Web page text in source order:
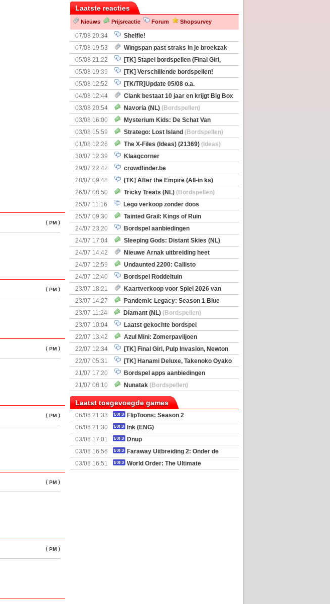
( PM )
( PM )
( PM )
( PM )
( PM )
( PM )
Laatste reacties
Nieuws Prijsreactie Forum Shopsurvey
07/08 20:34
Shelfie!
07/08 19:53
Wingspan past straks in je broekzak
05/08 21:22
[TK] Stapel bordspellen (Final Girl,
Nemesis Retaliation, Zombicide Invader)
05/08 19:39
[TK] Verschillende bordspellen!
05/08 12:52
[TK/TR]Update 05/08 o.a.
Prijsverlagingen, Imperium Horizons, 20 Strong
04/08 12:44
Clank bestaat 10 jaar en krijgt Big Box
+ nieuwe uitbreiding
03/08 20:54 Navoria (NL) (Bordspellen)
03/08 16:00
Mysterium Kids: De Schat Van
Kapitein Boe
(Bordspellen)
03/08 15:59 Stratego: Lost Island (Bordspellen)
01/08 12:26
The X-Files (Ideas) (21369) (Ideas)
30/07 12:39
Klaagcorner
29/07 22:42
crowdfinder.be
28/07 09:48
[TK] After the Empire (All-in ks)
26/07 08:50
Tricky Treats (NL) (Bordspellen)
25/07 11:16
Lego verkoop zonder doos
25/07 09:30
Tainted Grail: Kings of Ruin
Uitbreiding: Wyrd Encounters(Bordspellen)
24/07 23:20
Bordspel aanbiedingen
24/07 17:04
Sleeping Gods: Distant Skies (NL)
(Bordspellen)
24/07 14:42
Nieuwe Arnak uitbreiding heet
Surprise Shipments
24/07 12:59
Undaunted 2200: Callisto
(Bordspellen)
24/07 12:40
Bordspel Roddeltuin
23/07 18:21
Kaartverkoop voor Spiel 2026 van
start
23/07 14:27
Pandemic Legacy: Season 1 Blue
(Bordspellen)
23/07 11:24 Diamant (NL) (Bordspellen)
23/07 10:04
Laatst gekochte bordspel
22/07 13:42
Azul Mini: Zomerpaviljoen
(Bordspellen)
22/07 12:34
[TK] Final Girl, Pulp Invasion, Newton
& Great Discoveries
22/07 05:31
[TK] Hanami Deluxe, Takenoko Oyako
bigbox
21/07 17:20
Bordspel apps aanbiedingen
21/07 08:10
Nunatak (Bordspellen)
Laatst toegevoegde games
06/08 21:33
FlipToons: Season 2
06/08 21:30
Ink (ENG)
03/08 17:01
Dnup
03/08 16:56
Faraway Uitbreiding 2: Onder de
Sterrenhemel
03/08 16:51
World Order: The Ultimate